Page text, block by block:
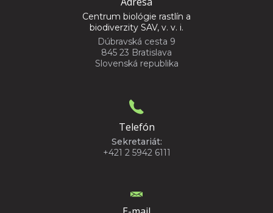
Centrum biológie rastlín a
biodiverzity SAV, v. v. i.
Dúbravská cesta 9
845 23 Bratislava
Slovenská republika
Telefón
Sekretariát:
+421 2 5942 6111